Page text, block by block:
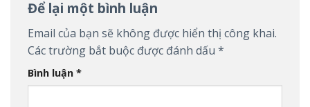
Để lại một bình luận
Email của bạn sẽ không được hiển thị công khai.
Các trường bắt buộc được đánh dấu *
Bình luận *